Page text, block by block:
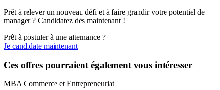
Prêt à relever un nouveau défi et à faire grandir votre potentiel de
manager ? Candidatez dès maintenant !
Prêt à postuler à une alternance ?
Je candidate maintenant
Ces offres pourraient également vous intéresser
MBA Commerce et Entrepreneuriat